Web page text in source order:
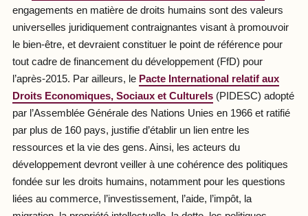
engagements en matière de droits humains sont des valeurs
universelles juridiquement contraignantes visant à promouvoir
le bien-être, et devraient constituer le point de référence pour
tout cadre de financement du développement (FfD) pour
l’après-2015. Par ailleurs, le Pacte International relatif aux
Droits Economiques, Sociaux et Culturels(PIDESC) adopté
par l’Assemblée Générale des Nations Unies en 1966 et ratifié
par plus de 160 pays, justifie d’établir un lien entre les
ressources et la vie des gens. Ainsi, les acteurs du
développement devront veiller à une cohérence des politiques
fondée sur les droits humains, notamment pour les questions
liées au commerce, l’investissement, l’aide, l’impôt, la